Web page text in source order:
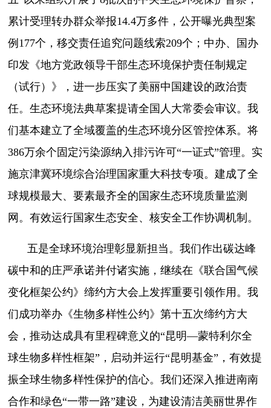
累计受理转办群众举报14.4万多件，公开曝光典型案
例177个，移交责任追究问题线索209个；中办、国办
印发《地方党政领导干部生态环境保护责任制规定
（试行）》，进一步压实了美丽中国建设的政治责
任。生态环境法典草案提请全国人大常委会审议。我
们基本建立了全域覆盖的生态环境分区管控体系。将
386万余个固定污染源纳入排污许可“一证式”管理。实
施京津冀环境综合治理国家重大科技专项。建成了全
球规模最大、要素最齐全的国家生态环境质量监测
网。有效运行国家生态安全、核安全工作协调机制。
五是全球环境治理彰显新担当。我们作出碳达峰
碳中和的庄严承诺并付诸实施，继续在《联合国气候
变化框架公约》缔约方大会上发挥重要引领作用。我
们成功举办《生物多样性公约》第十五次缔约方大
会，推动达成具有里程碑意义的“昆明—蒙特利尔全
球生物多样性框架”，启动并运行“昆明基金”，有效提
振全球生物多样性保护的信心。我们还深入推进南南
合作和绿色“一带一路”建设，为建设清洁美丽世界作